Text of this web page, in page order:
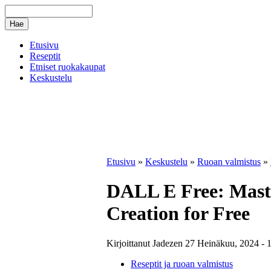
Etusivu
Reseptit
Etniset ruokakaupat
Keskustelu
Etusivu » Keskustelu » Ruoan valmistus »
DALL E Free:
Creation for Free
Kirjoittanut Jadezen 27 Heinäkuu, 2024 -
Reseptit ja ruoan valmistus